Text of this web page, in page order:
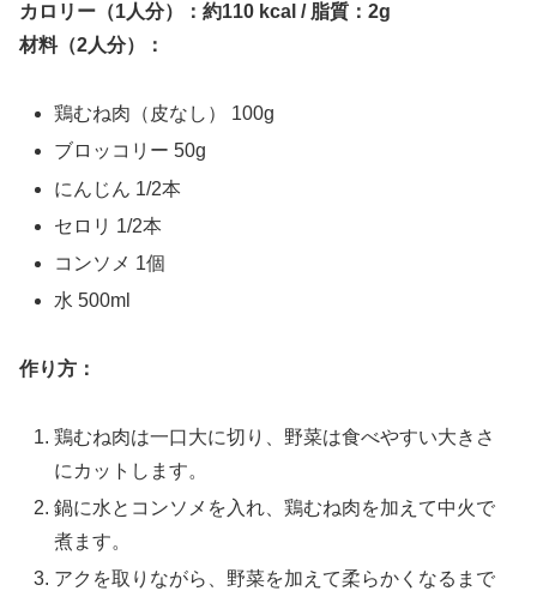
カロリー（1人分）：約110 kcal / 脂質：2g
材料（2人分）：
鶏むね肉（皮なし） 100g
ブロッコリー 50g
にんじん 1/2本
セロリ 1/2本
コンソメ 1個
水 500ml
作り方：
鶏むね肉は一口大に切り、野菜は食べやすい大きさ
にカットします。
鍋に水とコンソメを入れ、鶏むね肉を加えて中火で
煮ます。
アクを取りながら、野菜を加えて柔らかくなるまで